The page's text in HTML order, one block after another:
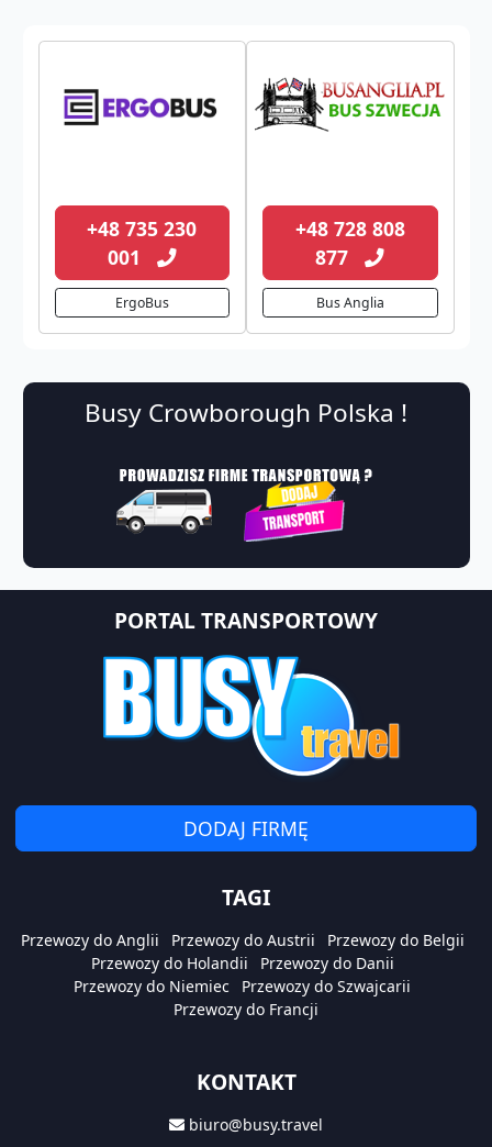
+48 735 230
001
ErgoBus
+48 728 808
877
Bus Anglia
Busy Crowborough Polska !
PORTAL TRANSPORTOWY
DODAJ FIRMĘ
TAGI
Przewozy do Anglii Przewozy do Austrii
Przewozy do Belgii
Przewozy do Holandii
Przewozy do Danii
Przewozy do Niemiec
Przewozy do Szwajcarii
Przewozy do Francji
KONTAKT
biuro@busy.travel